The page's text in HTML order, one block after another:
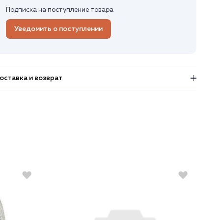
Подписка на поступление товара
Уведомить о поступлении
и возврат